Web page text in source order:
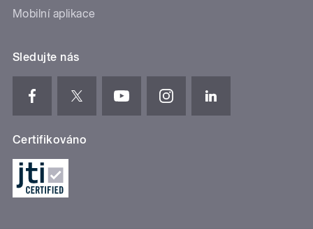
Mobilní aplikace
Sledujte nás
Certifikováno